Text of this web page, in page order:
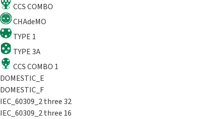
CCS COMBO
CHAdeMO
TYPE 1
TYPE 3A
CCS COMBO 1
DOMESTIC_E
DOMESTIC_F
IEC_60309_2 three 32
IEC_60309_2 three 16